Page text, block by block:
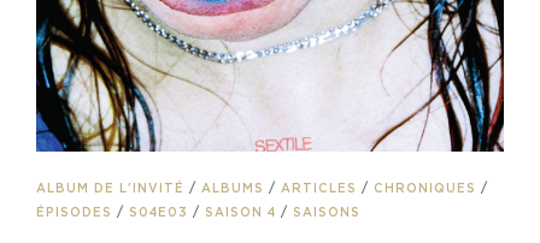
CAT
LINKS
ALBUM DE L'INVITÉ / ALBUMS / ARTICLES / CHRONIQUES /
ÉPISODES / S04E03 / SAISON 4 / SAISONS